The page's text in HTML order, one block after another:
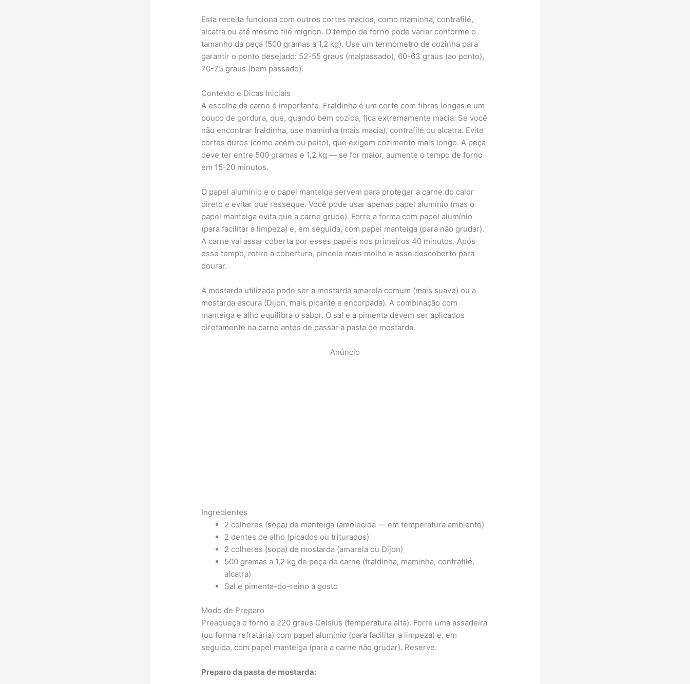
Esta receita funciona com outros cortes macios, como maminha, contrafilé,
alcatra ou até mesmo filé mignon. O tempo de forno pode variar conforme o
tamanho da peça (500 gramas a 1,2 kg). Use um termômetro de cozinha para
garantir o ponto desejado: 52-55 graus (malpassado), 60-63 graus (ao ponto),
70-75 graus (bem passado).
Contexto e Dicas Iniciais
A escolha da carne é importante. Fraldinha é um corte com fibras longas e um
pouco de gordura, que, quando bem cozida, fica extremamente macia. Se você
não encontrar fraldinha, use maminha (mais macia), contrafilé ou alcatra. Evite
cortes duros (como acém ou peito), que exigem cozimento mais longo. A peça
deve ter entre 500 gramas e 1,2 kg — se for maior, aumente o tempo de forno
em 15-20 minutos.
O papel alumínio e o papel manteiga servem para proteger a carne do calor
direto e evitar que resseque. Você pode usar apenas papel alumínio (mas o
papel manteiga evita que a carne grude). Forre a forma com papel alumínio
(para facilitar a limpeza) e, em seguida, com papel manteiga (para não grudar).
A carne vai assar coberta por esses papéis nos primeiros 40 minutos. Após
esse tempo, retire a cobertura, pincele mais molho e asse descoberto para
dourar.
A mostarda utilizada pode ser a mostarda amarela comum (mais suave) ou a
mostarda escura (Dijon, mais picante e encorpada). A combinação com
manteiga e alho equilibra o sabor. O sal e a pimenta devem ser aplicados
diretamente na carne antes de passar a pasta de mostarda.
Anúncio
Ingredientes
2 colheres (sopa) de manteiga (amolecida — em temperatura ambiente)
2 dentes de alho (picados ou triturados)
2 colheres (sopa) de mostarda (amarela ou Dijon)
500 gramas a 1,2 kg de peça de carne (fraldinha, maminha, contrafilé,
alcatra)
Sal e pimenta-do-reino a gosto
Modo de Preparo
Preaqueça o forno a 220 graus Celsius (temperatura alta). Forre uma assadeira
(ou forma refratária) com papel alumínio (para facilitar a limpeza) e, em
seguida, com papel manteiga (para a carne não grudar). Reserve.
Preparo da pasta de mostarda: